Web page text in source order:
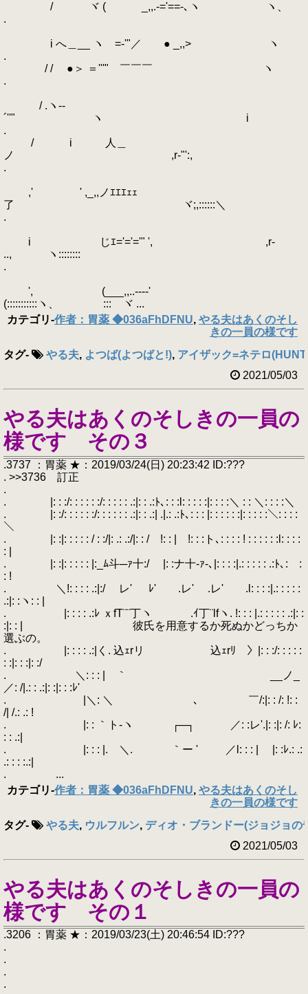
/ ヾ ( _,,.-='==-､ヽ ヽ、
.
i へ＿__ ヽゝ=-'"／ ● _,,> ヽ
.
/ / ●＞ ＝'''" ￣￣￣ ヽ
.
/ .ヽ-‐
´''" ヽ i
.
/ i 人＿
ノ ,r‐"':,
.
,' ' ,_,,ノｴｴｴｪｪ
了 ヾ;,::::::＼
.
i じｴ='='='" ', ,r-
.., ヽ::::::::ゝ
.
', (___,,..----'
(:::::::::::ヽ、 ゞ::: ヾ ...
カテゴリ-作者：胃薬 ◆036aFhDFNU, やる夫はあくのそし
きの一員の様です
タグ- やる夫, よつば(よつばと!), アイザック=ネテロ
2021/05/03
やる夫はあくのそしきの一員の
様です その３
.3737 ：胃薬 ★：2019/03/24(日) 20:23:42 ID:???
. >>3736 訂正
.
. |: : :/: : : : : :/: : : : : .:|: : .:ﾄ､: : :l: : : : :|: : : :＼ : : ＼: : : :＼
. |: :/: : : : : :/: : : : : : .:|: : .:| .|.: .:ﾄ､: : : |: : : : : :|: : : : :＼: : : :
＼
. |: :|: : : : : / : :/|: .: .:/|: : / !: : | !: : :ト､: : : : ! : : : : : :l: : : :
: |
. |: :|: : : : : |:_ﾑ斗─ｧ十:/ |: :ナ十‐ｧ-､|: : : :|.: : : : : .:ﾄ､: :
: !
. ＼!: : : : .:|:/ レ' ﾚ' .レ' .レ' .l: : : :|.: : : : :
.:|: :ヽ: : |
. |: : : : .:ﾚ ｘfT¨¨丁ヽ .ｲ丁¨lfヽ. !: : : |.: : : : : .:|: :
:|: : | 彼氏を用意するか死ぬかどっちか
選ぶの。
. |: : : : .:|く. 込ｪrリ 込ｪrﾘ 〉|: : :/: : : : :
: :|: : :|: :/
. ＼: : : | ｀ __ノ_
／: /|.: : .:|: :|: : :ﾚ'
. |＼: ＼ ､ ￣/:|: : /: !: :
/| /.: .: !
. |: : ｀ト-ヽ ┌─┐ ／: :レ'.|: :|: /: ﾚ:
: : .:|
. |: : : |. ＼. ｀ー ' ／l: : : | |: :ﾚ.: .:
.: : : :.:|
. ...
カテゴリ-作者：胃薬 ◆036aFhDFNU, やる夫はあくのそし
きの一員の様です
タグ- やる夫, ウルフルン, ディオ・ブランドー(ジョジョの
2021/05/03
やる夫はあくのそしきの一員の
様です その１
.3206 ：胃薬 ★：2019/03/23(土) 20:46:54 ID:???
.
.
.
.